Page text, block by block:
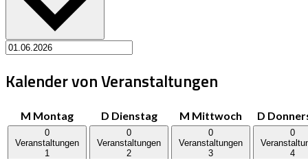
Kalender von Veranstaltungen
M Montag D Dienstag M Mittwoch D
0
Veranstaltungen
1
0
Veranstaltungen
2
0
Veranstaltungen
3
0
4